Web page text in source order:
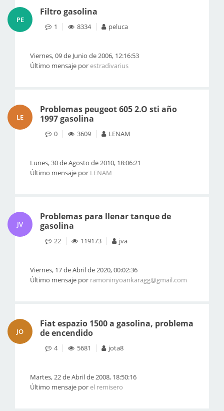
PE
Filtro gasolina
1 8334 peluca
Viernes, 09 de Junio de 2006, 12:16:53
Último mensaje porestradivarius
LE
Problemas peugeot 605 2.O sti año
1997 gasolina
0 3609 LENAM
Lunes, 30 de Agosto de 2010, 18:06:21
Último mensaje por LENAM
JV
Problemas para llenar tanque de
gasolina
22 119173 jva
Viernes, 17 de Abril de 2020, 00:02:36
Último mensaje por ramoninyoankaragg@gmail.com
JO
Fiat espazio 1500 a gasolina, problema
de encendido
4 5681 jota8
Martes, 22 de Abril de 2008, 18:50:16
Último mensaje porel remisero